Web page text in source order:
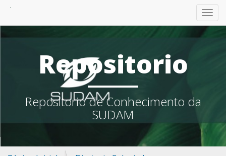
Repositorio
Repositorio de Conhecimento da
SUDAM